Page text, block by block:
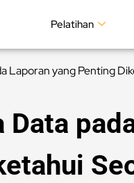
Pelatihan
Laporan yang Penting